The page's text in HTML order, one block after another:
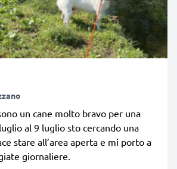
un cane molto bravo per una
al 9 luglio sto cercando una
stare all’area aperta e mi porto a
giornaliere.